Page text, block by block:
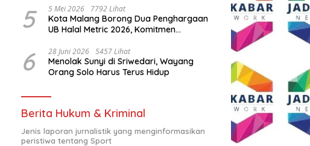
5 5 Mei 2026 7792 Lihat
Kota Malang Borong Dua Penghargaan
UB Halal Metric 2026, Komitmen
6 28 Juni 2026 5457 Lihat
Menolak Sunyi di Sriwedari, Wayang
Orang Solo Harus Terus Hidup
Berita Hukum & Kriminal
Jenis laporan jurnalistik yang menginformasikan
peristiwa tentang Sport